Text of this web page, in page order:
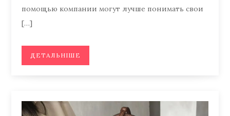
помощью компании могут лучше понимать свои
[…]
ДЕТАЛЬНІШЕ